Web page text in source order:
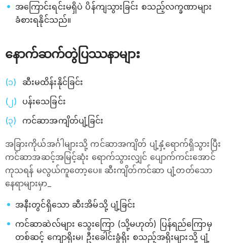
အကြောင်းရင်းမရှိပဲ ပိန်ကျသွားခြင်း စသည့်လက္ခဏာများ
ခံစားရနိုင်သည်။
နောက်ဆက်တွဲပြဿနာများ
ဆီးမထိန်းနိုင်ခြင်း
ပန်းသေခြင်း
ကင်ဆာအကျိတ်ပျံ့ခြင်း
အခြားကိုယ်အင်္ဂါများသို့ ကင်ဆာအကျိတ် ပျံ့နှံ့ရောက်ရှိသွားပြီး
ကင်ဆာအဆင့်အမြင့်ဆုံး ရောက်သွားလျှင် ပျောက်ကင်းအောင်
ကုသရန် မလွယ်ကူတော့ပေ။ ဆီးကျိတ်ကင်ဆာ ပျံ့တတ်သော
နေရာများမှာ_
အနီးတွင်ရှိသော ဆီးအိမ်သို့ ပျံ့ခြင်း
ကင်ဆာဆဲလ်များ သွေးကြော (သို့မဟုတ်) ပြန်ရည်ကြောမှ
တစ်ဆင့် ကျောရိုးမ၊ ဦးခေါင်းခွံရိုး စသည့်အရိုးများသို့ ပျံ့